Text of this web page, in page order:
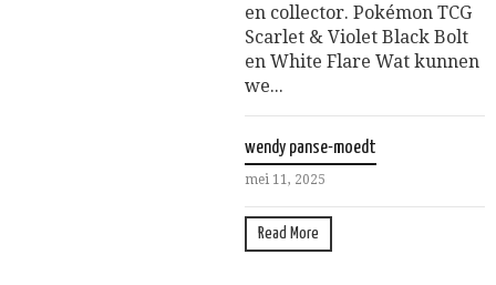
en collector. Pokémon TCG
Scarlet & Violet Black Bolt
en White Flare Wat kunnen
we...
wendy panse-moedt
mei 11, 2025
Read More